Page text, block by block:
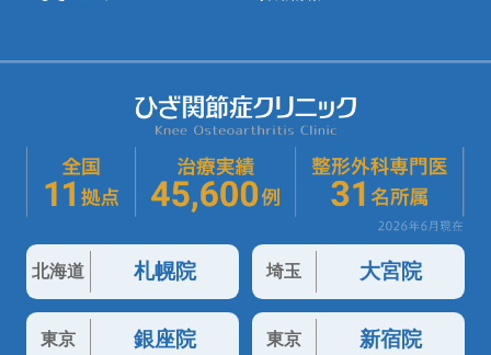
北海道 札幌院 埼玉 大宮院
東京 銀座院 東京 新宿院